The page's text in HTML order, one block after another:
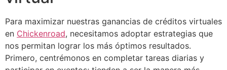
Para maximizar nuestras ganancias de créditos virtuales
en Chickenroad, necesitamos adoptar estrategias que
nos permitan lograr los más óptimos resultados.
Primero, centrémonos en completar tareas diarias y